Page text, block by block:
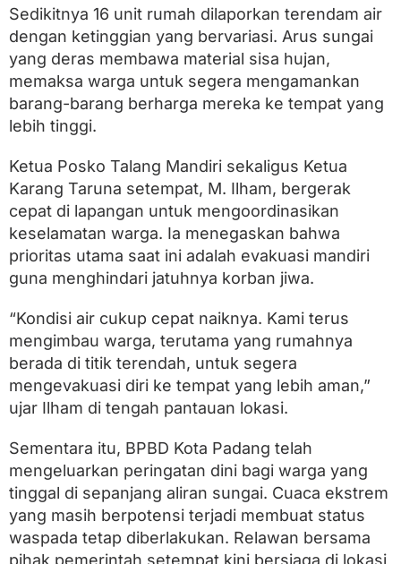
a
l
o
K
o
t
o
r
n
d
a
B
a
j
i
r
Sedikitnya 16 unit rumah dilaporkan terendam air
dengan ketinggian yang bervariasi. Arus sungai
yang deras membawa material sisa hujan,
memaksa warga untuk segera mengamankan
barang-barang berharga mereka ke tempat yang
lebih tinggi.
Ketua Posko Talang Mandiri sekaligus Ketua
Karang Taruna setempat, M. Ilham, bergerak
cepat di lapangan untuk mengoordinasikan
keselamatan warga. Ia menegaskan bahwa
prioritas utama saat ini adalah evakuasi mandiri
guna menghindari jatuhnya korban jiwa.
“Kondisi air cukup cepat naiknya. Kami terus
mengimbau warga, terutama yang rumahnya
berada di titik terendah, untuk segera
mengevakuasi diri ke tempat yang lebih aman,”
ujar Ilham di tengah pantauan lokasi.
Sementara itu, BPBD Kota Padang telah
mengeluarkan peringatan dini bagi warga yang
tinggal di sepanjang aliran sungai. Cuaca ekstrem
yang masih berpotensi terjadi membuat status
waspada tetap diberlakukan. Relawan bersama
pihak pemerintah setempat kini bersiaga di lokasi